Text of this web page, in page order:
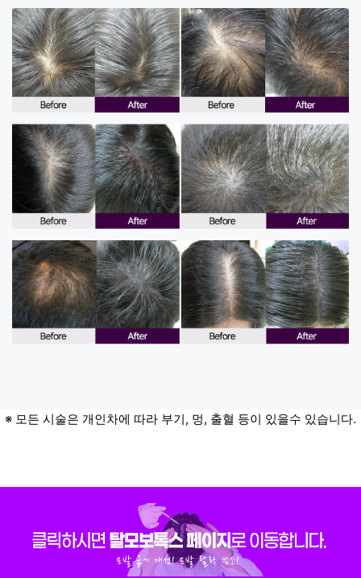
※ 모든 시술은 개인차에 따라 부기, 멍, 출혈 등이 있을수 있습니다.